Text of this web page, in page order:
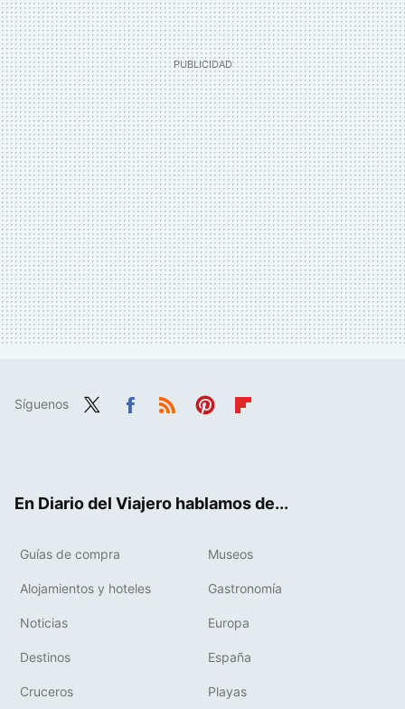
Síguenos
En Diario del Viajero hablamos de...
Guías de compra Museos
Alojamientos y hoteles Gastronomía
Noticias Europa
Destinos España
Cruceros Playas